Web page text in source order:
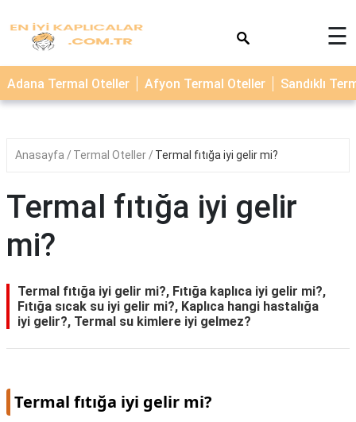
TERMAL
OTELLER
☰
Adana Termal Oteller Afyon Termal Oteller Sandıklı
Anasayfa Termal Oteller Termal fıtığa iyi gelir mi?
Termal fıtığa iyi gelir
mi?
Termal fıtığa iyi gelir mi?, Fıtığa kaplıca iyi gelir mi?,
Fıtığa sıcak su iyi gelir mi?, Kaplıca hangi hastalığa
iyi gelir?, Termal su kimlere iyi gelmez?
Termal fıtığa iyi gelir mi?